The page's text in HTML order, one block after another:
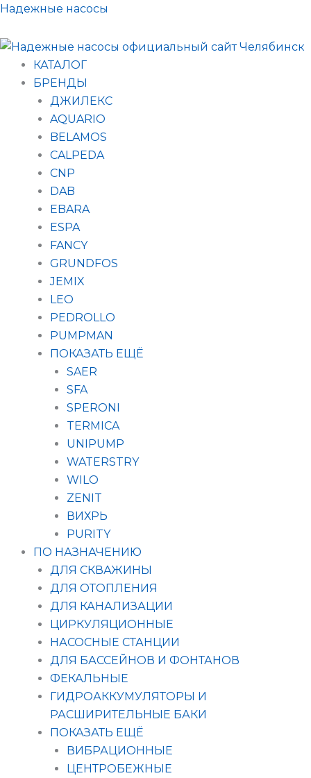
Перейти
содержимому
Надежные насосы
КАТАЛОГ
БРЕНДЫ
ДЖИЛЕКС
AQUARIO
BELAMOS
CALPEDA
CNP
DAB
EBARA
ESPA
FANCY
GRUNDFOS
JEMIX
LEO
PEDROLLO
PUMPMAN
ПОКАЗАТЬ ЕЩЁ
SAER
SFA
SPERONI
TERMICA
UNIPUMP
WATERSTRY
WILO
ZENIT
ВИХРЬ
PURITY
ПО НАЗНАЧЕНИЮ
ДЛЯ СКВАЖИНЫ
ДЛЯ ОТОПЛЕНИЯ
ДЛЯ КАНАЛИЗАЦИИ
ЦИРКУЛЯЦИОННЫЕ
НАСОСНЫЕ СТАНЦИИ
ДЛЯ БАССЕЙНОВ И ФОНТАНОВ
ФЕКАЛЬНЫЕ
ГИДРОАККУМУЛЯТОРЫ И
РАСШИРИТЕЛЬНЫЕ БАКИ
ПОКАЗАТЬ ЕЩЁ
ВИБРАЦИОННЫЕ
ЦЕНТРОБЕЖНЫЕ
Поиск